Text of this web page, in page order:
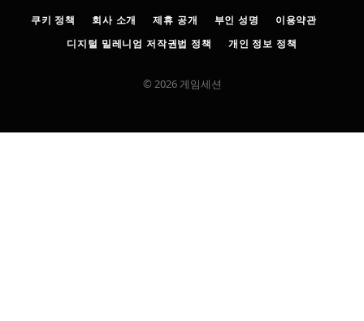
쿠키 정책 회사 소개 제휴 공개 부인 성명
이용약관
디지털 밀레니엄 저작권법 정책
개인 정보 정책
© 2026 게임세션